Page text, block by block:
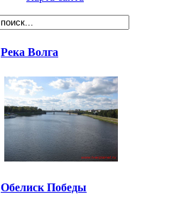
Река Волга
Обелиск Победы